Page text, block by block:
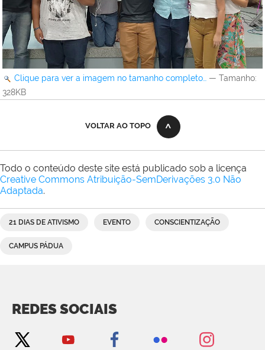
Clique para ver a imagem no tamanho completo… — Tamanho:
328KB
VOLTAR AO TOPO
Todo o conteúdo deste site está publicado sob a licença
Creative Commons Atribuição-SemDerivações 3.0 Não
Adaptada.
21 DIAS DE ATIVISMO EVENTO CONSCIENTIZAÇÃO
CAMPUS PÁDUA
REDES SOCIAIS